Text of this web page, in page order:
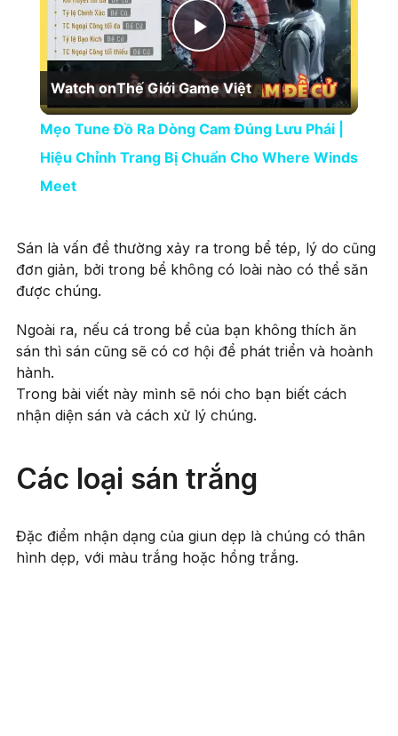
Play Video
Watch onThế Giới Game Việt
Mẹo Tune Đồ Ra Dòng Cam Đúng Lưu Phái |
Hiệu Chỉnh Trang Bị Chuẩn Cho Where Winds
Meet
Sán là vấn đề thường xảy ra trong bể tép, lý do cũng
đơn giản, bởi trong bể không có loài nào có thể săn
được chúng.
Ngoài ra, nếu cá trong bể của bạn không thích ăn
sán thì sán cũng sẽ có cơ hội để phát triển và hoành
hành.
Trong bài viết này mình sẽ nói cho bạn biết cách
nhận diện sán và cách xử lý chúng.
Các loại sán trắng
Đặc điểm nhận dạng của giun dẹp là chúng có thân
hình dẹp, với màu trắng hoặc hồng trắng.